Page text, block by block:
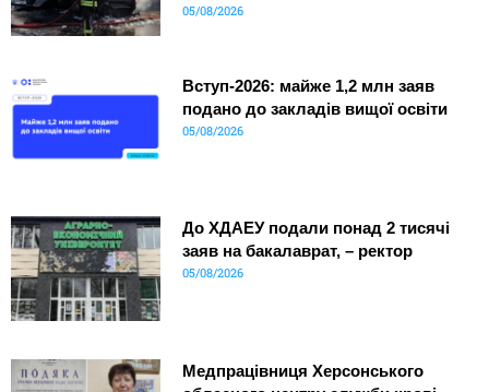
05/08/2026
Вступ-2026: майже 1,2 млн заяв
подано до закладів вищої освіти
05/08/2026
До ХДАЕУ подали понад 2 тисячі
заяв на бакалаврат, – ректор
05/08/2026
Медпрацівниця Херсонського